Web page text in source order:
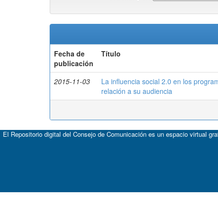
Fecha de
publicación
Título
2015-11-03
La influencia social 2.0 en los
relación a su audiencia
El Repositorio digital del Consejo de Comunicación es un espacio virtual